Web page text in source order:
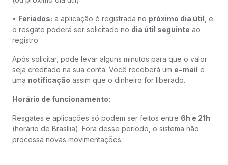
• Feriados: a aplicação é registrada no próximo dia útil , e
o resgate poderá ser solicitado no dia útil seguinte ao
registro
Após solicitar, pode levar alguns minutos para que o valor
seja creditado na sua conta. Você receberá um e-mail e
uma notificação assim que o dinheiro for liberado.
Horário de funcionamento:
Resgates e aplicações só podem ser feitos entre 6h e 21h
(horário de Brasília). Fora desse período, o sistema não
processa novas movimentações.